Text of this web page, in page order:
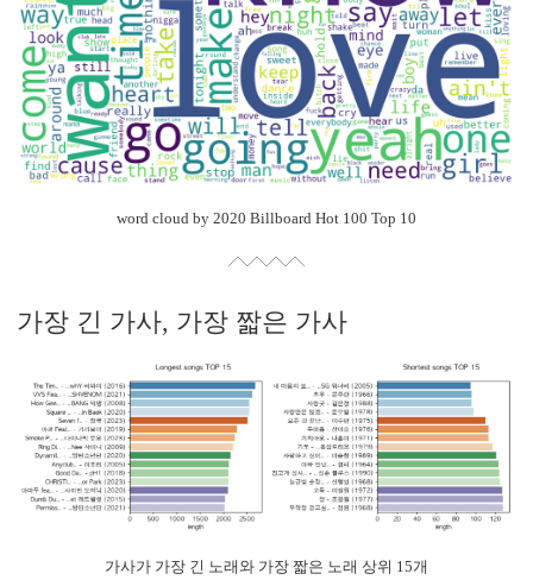
word cloud by 2020 Billboard Hot 100 Top 10
가장 긴 가사, 가장 짧은 가사
가사가 가장 긴 노래와 가장 짧은 노래 상위 15개